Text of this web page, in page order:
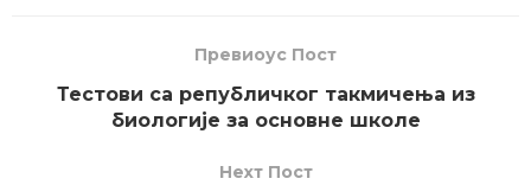
Превиоус Пост
Тестови са републичког такмичења из
биологије за основне школе
Неxт Пост